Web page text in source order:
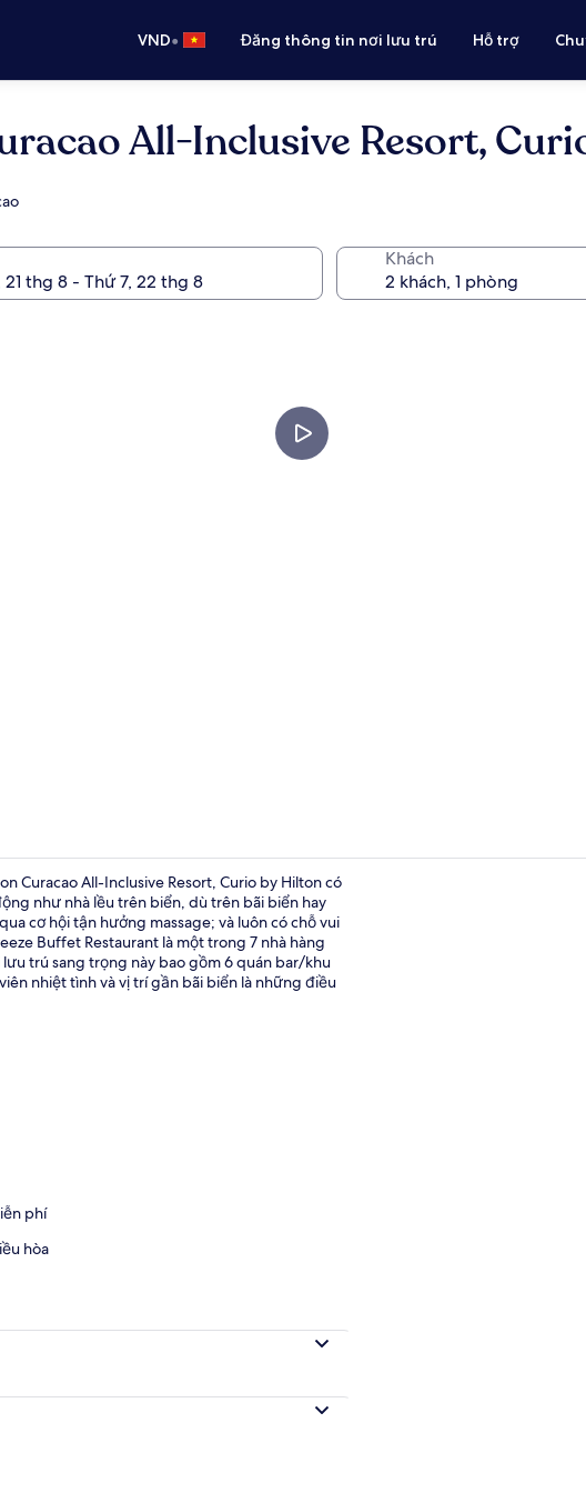
VND• Đăng thông tin nơi lưu trú Hỗ trợ
All-Inclusive Resort,
Khách
Ngoại thất
Curacao All-Inclusive Resort, Curio by Hilton có
như nhà lều trên biển, dù trên bãi biển hay
cơ hội tận hưởng massage; và luôn có chỗ vui
Buffet Restaurant là một trong 7 nhà hàng
trú sang trọng này bao gồm 6 quán bar/khu
nhiệt tình và vị trí gần bãi biển là những điều
phí
hòa